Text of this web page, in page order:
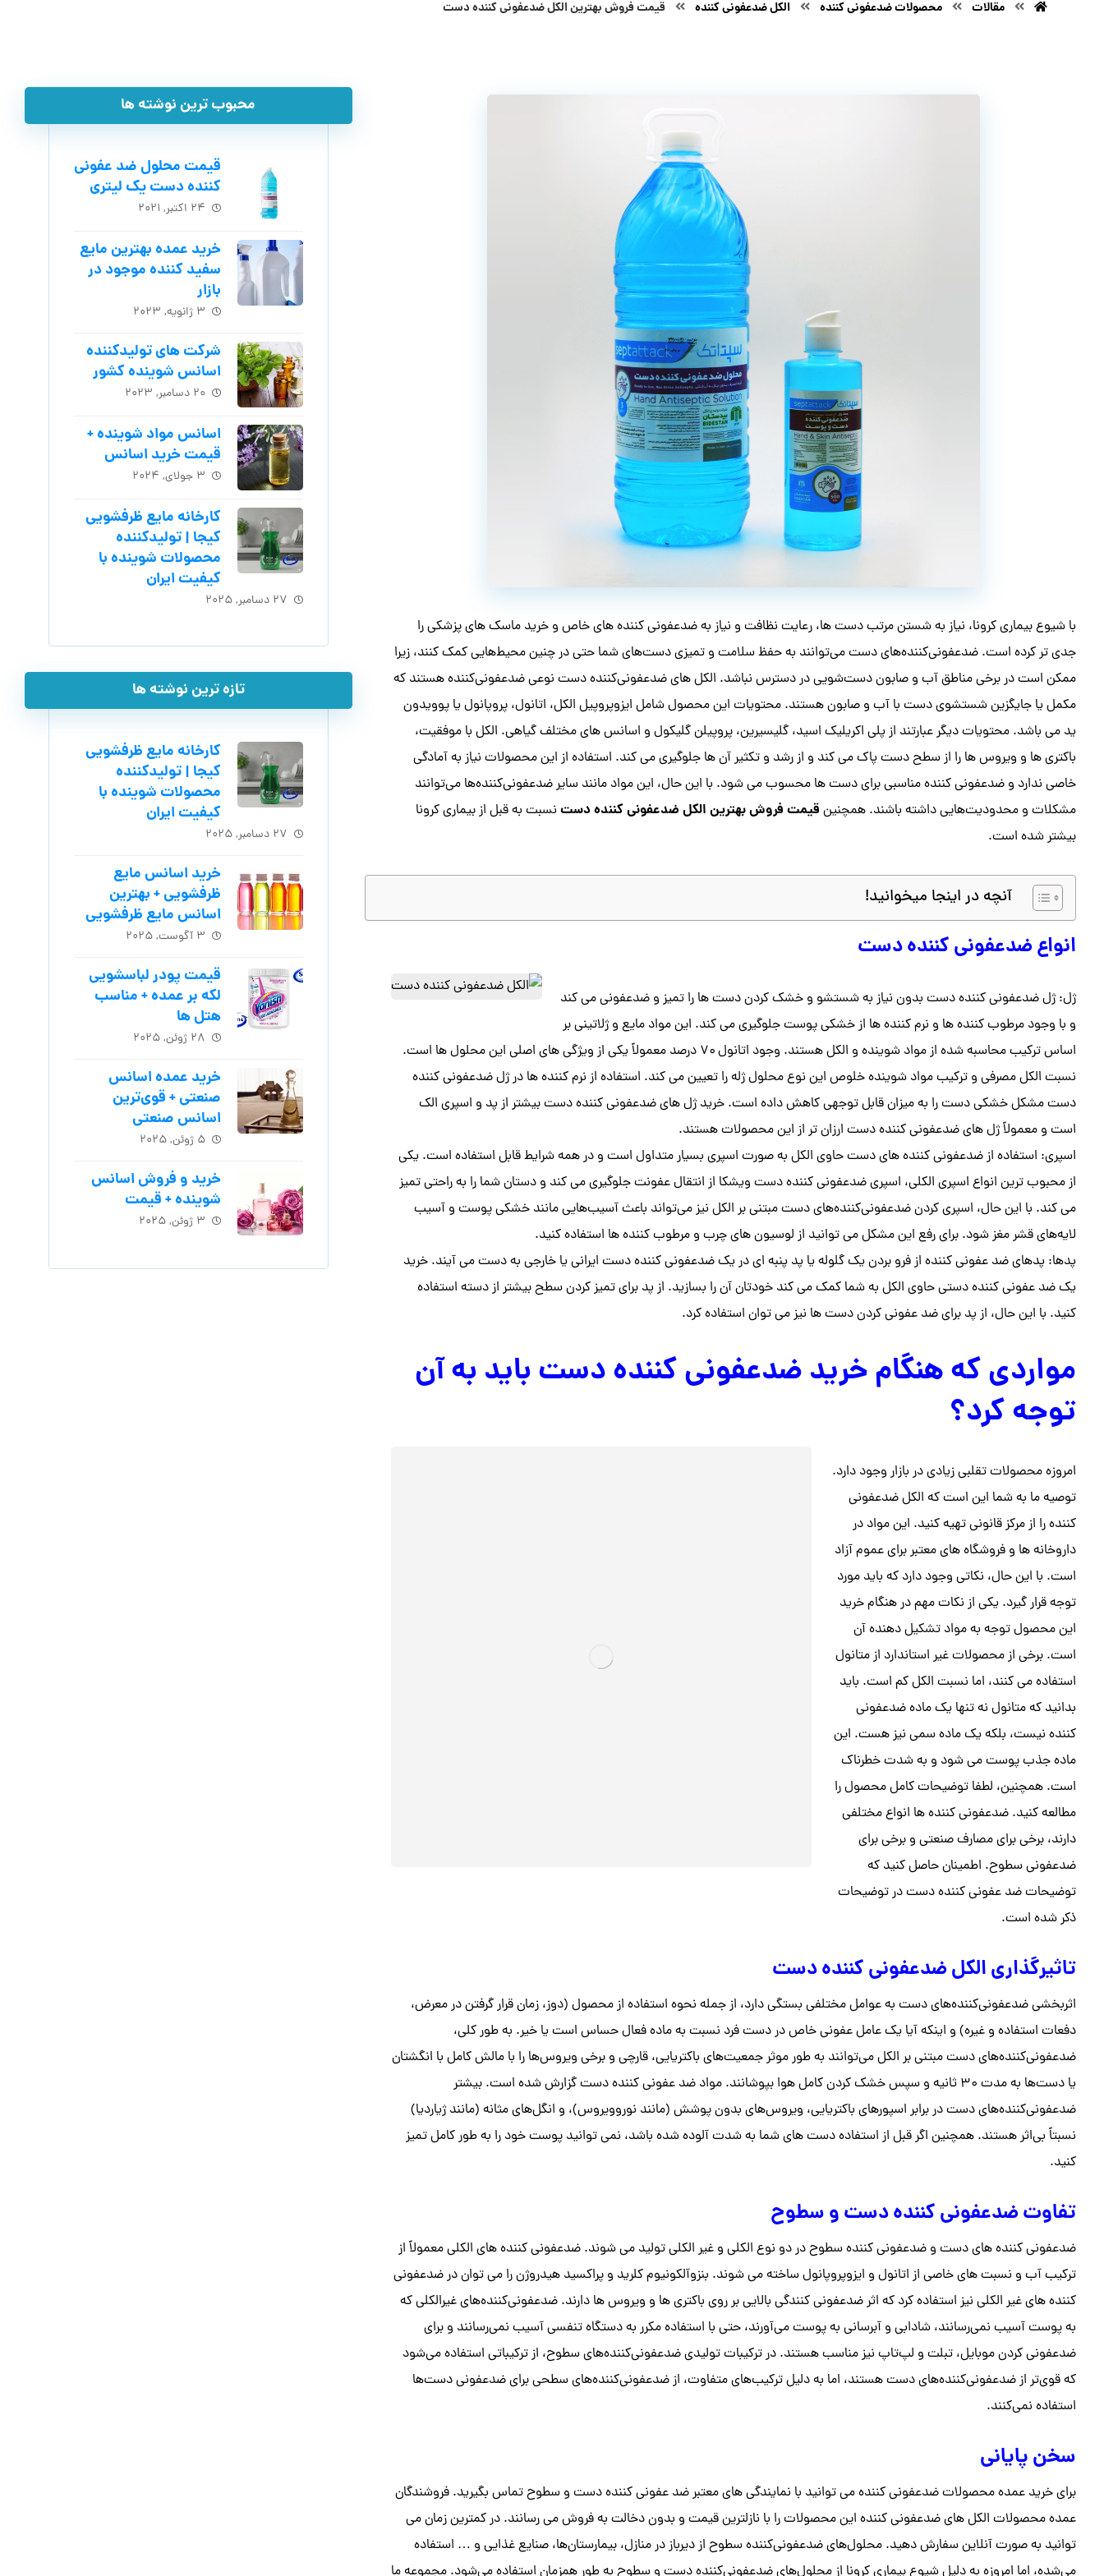
مقالات محصولات ضدعفونی کننده الکل ضدعفونی کننده قیمت فروش بهترین الکل ضدعفونی کننده دست
با شیوع بیماری کرونا، نیاز به شستن مرتب دست ها، رعایت نظافت و نیاز به ضدعفونی کننده های خاص و خرید ماسک های پزشکی را
جدی تر کرده است. ضدعفونی‌کننده‌های دست می‌توانند به حفظ سلامت و تمیزی دست‌های شما حتی در چنین محیط‌هایی کمک کنند، زیرا
ممکن است در برخی مناطق آب و صابون دست‌شویی در دسترس نباشد. الکل های ضدعفونی‌کننده‌ دست نوعی ضدعفونی‌کننده هستند که
مکمل یا جایگزین شستشوی دست با آب و صابون هستند. محتویات این محصول شامل ایزوپروپیل الکل، اتانول، پروپانول یا پوویدون
ید می باشد. محتویات دیگر عبارتند از پلی اکریلیک اسید، گلیسیرین، پروپیلن گلیکول و اسانس های مختلف گیاهی. الکل با موفقیت،
باکتری ها و ویروس ها را از سطح دست پاک می کند و از رشد و تکثیر آن ها جلوگیری می کند. استفاده از این محصولات نیاز به آمادگی
خاصی ندارد و ضدعفونی کننده مناسبی برای دست ها محسوب می شود. با این حال، این مواد مانند سایر ضدعفونی‌کننده‌ها می‌توانند
مشکلات و محدودیت‌هایی داشته باشند. همچنین قیمت فروش بهترین الکل ضدعفونی کننده دستنسبت به قبل از بیماری کرونا
بیشتر شده است.
آنچه در اینجا میخوانید!
انواع ضدعفونی کننده دست
ژل: ژل ضدعفونی کننده دست بدون نیاز به شستشو و خشک کردن دست ها را تمیز و ضدعفونی می کند
و با وجود مرطوب کننده ها و نرم کننده ها از خشکی پوست جلوگیری می کند. این مواد مایع و ژلاتینی بر
اساس ترکیب محاسبه شده از مواد شوینده و الکل هستند. وجود اتانول ۷۰ درصد معمولاً یکی از ویژگی های اصلی این محلول ها است.
نسبت الکل مصرفی و ترکیب مواد شوینده خلوص این نوع محلول ژله را تعیین می کند. استفاده از نرم کننده ها در ژل ضدعفونی کننده
دست مشکل خشکی دست را به میزان قابل توجهی کاهش داده است. خرید ژل های ضدعفونی کننده دست بیشتر از پد و اسپری الک
است و معمولاً ژل های ضدعفونی کننده دست ارزان تر از این محصولات هستند.
اسپری: استفاده از ضدعفونی کننده های دست حاوی الکل به صورت اسپری بسیار متداول است و در همه شرایط قابل استفاده است. یکی
از محبوب ترین انواع اسپری الکلی، اسپری ضدعفونی کننده دست ویشکا از انتقال عفونت جلوگیری می کند و دستان شما را به راحتی تمیز
می کند. با این حال، اسپری کردن ضدعفونی‌کننده‌های دست مبتنی بر الکل نیز می‌تواند باعث آسیب‌هایی مانند خشکی پوست و آسیب
لایه‌های قشر مغز شود. برای رفع این مشکل می توانید از لوسیون های چرب و مرطوب کننده ها استفاده کنید.
پدها: پدهای ضد عفونی کننده از فرو بردن یک گلوله یا پد پنبه ای در یک ضدعفونی کننده دست ایرانی یا خارجی به دست می آیند. خرید
یک ضد عفونی کننده دستی حاوی الکل به شما کمک می کند خودتان آن را بسازید. از پد برای تمیز کردن سطح بیشتر از دسته استفاده
کنید. با این حال، از پد برای ضد عفونی کردن دست ها نیز می توان استفاده کرد.
مواردی که هنگام خرید ضدعفونی کننده دست باید به آن
توجه کرد؟
امروزه محصولات تقلبی زیادی در بازار وجود دارد.
توصیه ما به شما این است که الکل ضدعفونی
کننده را از مرکز قانونی تهیه کنید. این مواد در
داروخانه ها و فروشگاه های معتبر برای عموم آزاد
است. با این حال، نکاتی وجود دارد که باید مورد
توجه قرار گیرد. یکی از نکات مهم در هنگام خرید
این محصول توجه به مواد تشکیل دهنده آن
است. برخی از محصولات غیر استاندارد از متانول
استفاده می کنند، اما نسبت الکل کم است. باید
بدانید که متانول نه تنها یک ماده ضدعفونی
کننده نیست، بلکه یک ماده سمی نیز هست. این
ماده جذب پوست می شود و به شدت خطرناک
است. همچنین، لطفا توضیحات کامل محصول را
مطالعه کنید. ضدعفونی کننده ها انواع مختلفی
دارند، برخی برای مصارف صنعتی و برخی برای
ضدعفونی سطوح. اطمینان حاصل کنید که
توضیحات ضد عفونی کننده دست در توضیحات
ذکر شده است.
تاثیرگذاری الکل ضدعفونی کننده دست
اثربخشی ضدعفونی‌کننده‌های دست به عوامل مختلفی بستگی دارد، از جمله نحوه استفاده از محصول (دوز، زمان قرار گرفتن در معرض،
دفعات استفاده و غیره) و اینکه آیا یک عامل عفونی خاص در دست فرد نسبت به ماده فعال حساس است یا خیر. به طور کلی،
ضدعفونی‌کننده‌های دست مبتنی بر الکل می‌توانند به طور موثر جمعیت‌های باکتریایی، قارچی و برخی ویروس‌ها را با مالش کامل با انگشتان
یا دست‌ها به مدت ۳۰ ثانیه و سپس خشک کردن کامل هوا بپوشانند. مواد ضد عفونی کننده دست گزارش شده است. بیشتر
ضدعفونی‌کننده‌های دست در برابر اسپورهای باکتریایی، ویروس‌های بدون پوشش (مانند نوروویروس)، و انگل‌های مثانه (مانند ژیاردیا)
نسبتاً بی‌اثر هستند. همچنین اگر قبل از استفاده دست های شما به شدت آلوده شده باشد، نمی توانید پوست خود را به طور کامل تمیز
کنید.
تفاوت ضدعفونی کننده دست و سطوح
ضدعفونی کننده های دست و ضدعفونی کننده سطوح در دو نوع الکلی و غیر الکلی تولید می شوند. ضدعفونی کننده های الکلی معمولاً از
ترکیب آب و نسبت های خاصی از اتانول و ایزوپروپانول ساخته می شوند. بنزوآلکونیوم کلرید و پراکسید هیدروژن را می توان در ضدعفونی
کننده های غیر الکلی نیز استفاده کرد که اثر ضدعفونی کنندگی بالایی بر روی باکتری ها و ویروس ها دارند. ضدعفونی‌کننده‌های غیرالکلی که
به پوست آسیب نمی‌رسانند، شادابی و آبرسانی به پوست می‌آورند، حتی با استفاده مکرر به دستگاه تنفسی آسیب نمی‌رسانند و برای
ضدعفونی کردن موبایل، تبلت و لپ‌تاپ نیز مناسب هستند. در ترکیبات تولیدی ضدعفونی‌کننده‌های سطوح، از ترکیباتی استفاده می‌شود
که قوی‌تر از ضدعفونی‌کننده‌های دست هستند، اما به دلیل ترکیب‌های متفاوت، از ضدعفونی‌کننده‌های سطحی برای ضدعفونی دست‌ها
استفاده نمی‌کنند.
سخن پایانی
برای خرید عمده محصولات ضدعفونی کننده می توانید با نمایندگی های معتبر ضد عفونی کننده دست و سطوح تماس بگیرید. فروشندگان
عمده محصولات الکل های ضدعفونی کننده این محصولات را با نازلترین قیمت و بدون دخالت به فروش می رسانند. در کمترین زمان می
توانید به صورت آنلاین سفارش دهید. محلول‌های ضدعفونی‌کننده سطوح از دیرباز در منازل، بیمارستان‌ها، صنایع غذایی و … استفاده
می‌شده، اما امروزه به دلیل شیوع بیماری‌ کرونا از محلول‌های ضدعفونی‌کننده دست و سطوح به طور همزمان استفاده می‌شود. مجموعه ما
محبوب ترین نوشته ها
قیمت محلول ضد عفونی
کننده دست یک لیتری
۲۴ اکتبر, ۲۰۲۱
خرید عمده بهترین مایع
سفید کننده موجود در
بازار
۳ ژانویه, ۲۰۲۳
شرکت های تولیدکننده
اسانس شوینده کشور
۲۰ دسامبر, ۲۰۲۳
اسانس مواد شوینده +
قیمت خرید اسانس
۳ جولای, ۲۰۲۴
کارخانه مایع ظرفشویی
کیجا | تولیدکننده
محصولات شوینده با
کیفیت ایران
۲۷ دسامبر, ۲۰۲۵
تازه ترین نوشته ها
کارخانه مایع ظرفشویی
کیجا | تولیدکننده
محصولات شوینده با
کیفیت ایران
۲۷ دسامبر, ۲۰۲۵
خرید اسانس مایع
ظرفشویی + بهترین
اسانس مایع ظرفشویی
۳ آگوست, ۲۰۲۵
قیمت پودر لباسشویی
لکه بر عمده + مناسب
هتل ها
۲۸ ژوئن, ۲۰۲۵
خرید عمده اسانس
صنعتی + قوی‌ترین
اسانس‌ صنعتی
۵ ژوئن, ۲۰۲۵
خرید و فروش اسانس
شوینده + قیمت
۳ ژوئن, ۲۰۲۵